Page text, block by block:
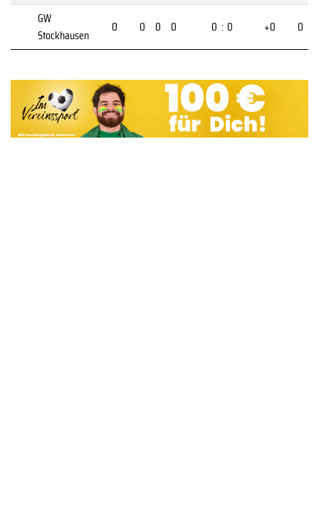
GW
Stockhausen
0 0 0 0 0 : 0 +0 0